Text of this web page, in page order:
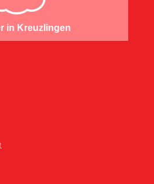
in Kreuzlingen